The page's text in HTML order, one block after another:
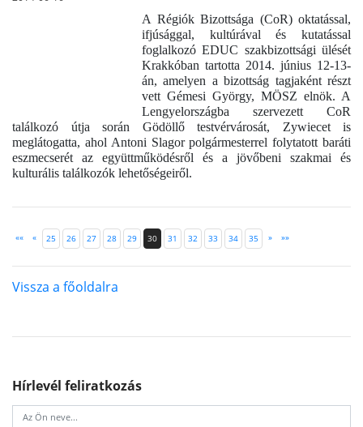
A Régiók Bizottsága (CoR) oktatással,
ifjúsággal, kultúrával és kutatással
foglalkozó EDUC szakbizottsági ülését
Krakkóban tartotta 2014. június 12-13-
án, amelyen a bizottság tagjaként részt
vett Gémesi György, MÖSZ elnök. A
Lengyelországba szervezett CoR
találkozó útja során Gödöllő testvérvárosát, Zywiecet is
meglátogatta, ahol Antoni Slagor polgármesterrel folytatott baráti
eszmecserét az együttműködésről és a jövőbeni szakmai és
kulturális találkozók lehetőségeiről.
«« « 25 26 27 28 29 30 31 32 33 34 35 » »»
Vissza a főoldalra
Hírlevél feliratkozás